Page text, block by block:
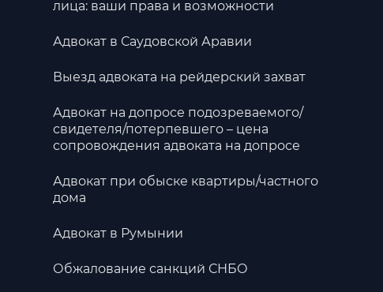
лица: ваши права и возможности
Адвокат в Саудовской Аравии
Выезд адвоката на рейдерский захват
Адвокат на допросе подозреваемого/
свидетеля/потерпевшего – цена
сопровождения адвоката на допросе
Адвокат при обыске квартиры/частного
дома
Адвокат в Румынии
Обжалование санкций СНБО